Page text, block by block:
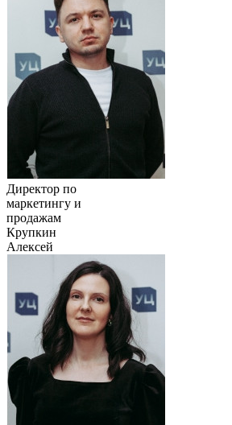
Директор по
маркетингу и
продажам
Крупкин
Алексей